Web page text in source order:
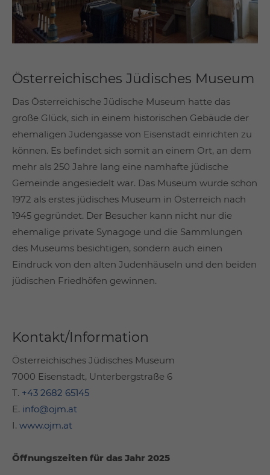
Österreichisches Jüdisches Museum
Das Österreichische Jüdische Museum hatte das
große Glück, sich in einem historischen Gebäude der
ehemaligen Judengasse von Eisenstadt einrichten zu
können. Es befindet sich somit an einem Ort, an dem
mehr als 250 Jahre lang eine namhafte jüdische
Gemeinde angesiedelt war. Das Museum wurde schon
1972 als erstes jüdisches Museum in Österreich nach
1945 gegründet. Der Besucher kann nicht nur die
ehemalige private Synagoge und die Sammlungen
des Museums besichtigen, sondern auch einen
Eindruck von den alten Judenhäuseln und den beiden
jüdischen Friedhöfen gewinnen.
Kontakt/Information
Österreichisches Jüdisches Museum
7000 Eisenstadt, Unterbergstraße 6
T. +43 2682 65145
E. info@ojm.at
I. www.ojm.at
Öffnungszeiten für das Jahr 2025